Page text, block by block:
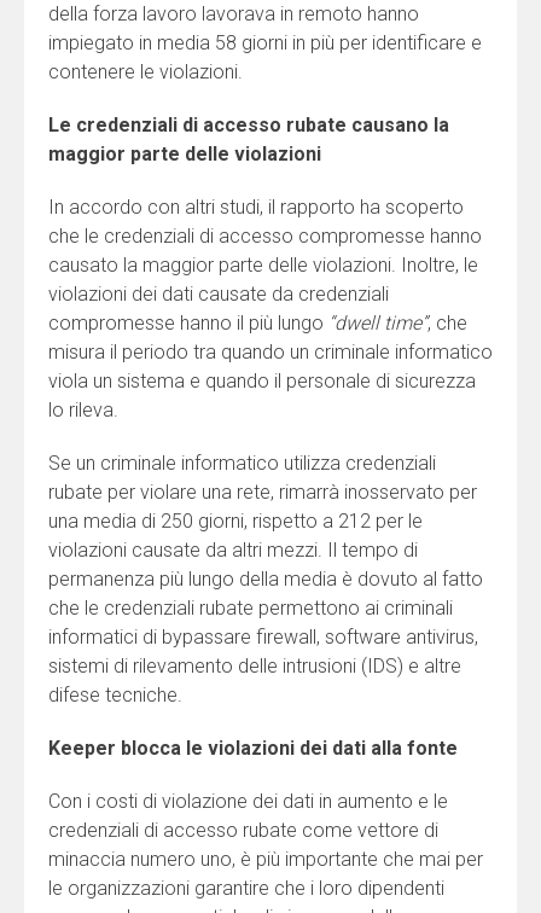
della forza lavoro lavorava in remoto hanno
impiegato in media 58 giorni in più per identificare e
contenere le violazioni.
Le credenziali di accesso rubate causano la
maggior parte delle violazioni
In accordo con altri studi, il rapporto ha scoperto
che le credenziali di accesso compromesse hanno
causato la maggior parte delle violazioni. Inoltre, le
violazioni dei dati causate da credenziali
compromesse hanno il più lungo “dwell time”, che
misura il periodo tra quando un criminale informatico
viola un sistema e quando il personale di sicurezza
lo rileva.
Se un criminale informatico utilizza credenziali
rubate per violare una rete, rimarrà inosservato per
una media di 250 giorni, rispetto a 212 per le
violazioni causate da altri mezzi. Il tempo di
permanenza più lungo della media è dovuto al fatto
che le credenziali rubate permettono ai criminali
informatici di bypassare firewall, software antivirus,
sistemi di rilevamento delle intrusioni (IDS) e altre
difese tecniche.
Keeper blocca le violazioni dei dati alla fonte
Con i costi di violazione dei dati in aumento e le
credenziali di accesso rubate come vettore di
minaccia numero uno, è più importante che mai per
le organizzazioni garantire che i loro dipendenti